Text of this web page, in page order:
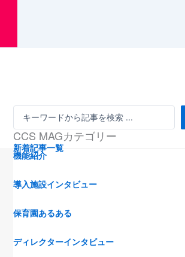
S
a
r
c
...
CCS MAGカテゴリー
新着記事一覧
機能紹介
導入施設インタビュー
保育園あるある
ディレクターインタビュー